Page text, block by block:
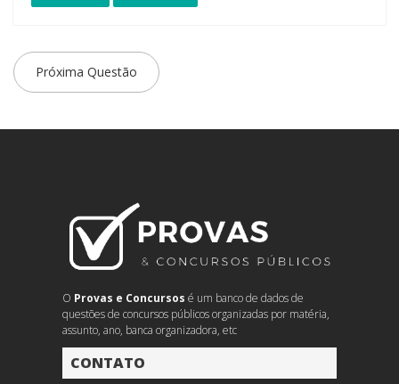
Próxima Questão
O Provas e Concursos é um banco de dados de
questões de concursos públicos organizadas por matéria,
assunto, ano, banca organizadora, etc
CONTATO